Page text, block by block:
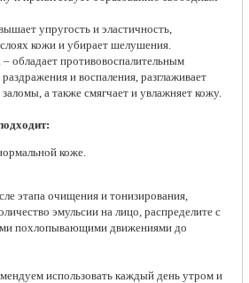
упругость и эластичность,
кожи и убирает шелушения.
– обладает противовоспалительным
и воспаления, разглаживает
а также смягчает и увлажняет кожу.
коже.
этапа очищения и тонизирования,
эмульсии на лицо, распределите с
похлопывающими движениями до
использовать каждый день утром и